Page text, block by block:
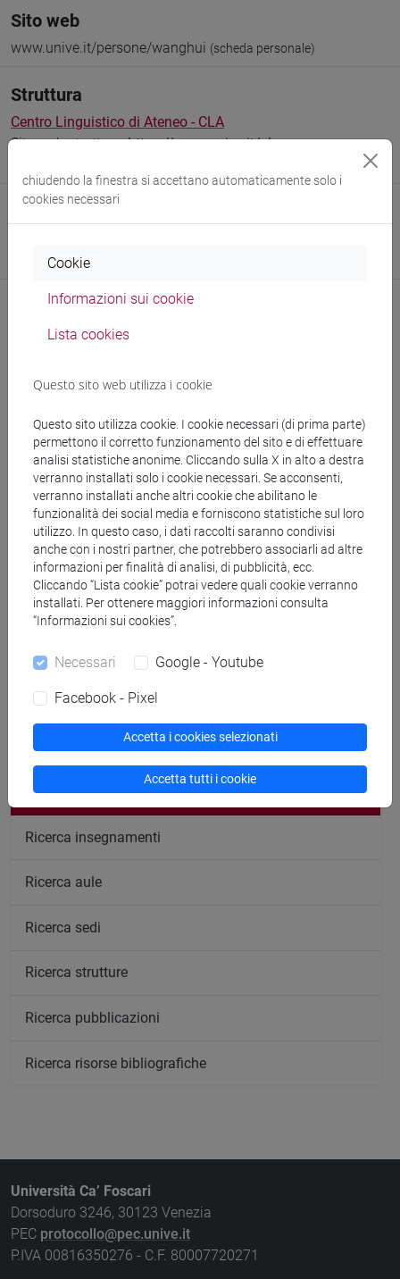
Sito web
www.unive.it/persone/wanghui (scheda personale)
Struttura
Centro Linguistico di Ateneo - CLA
Sito web struttura:https://www.unive.it/cla
Sito web struttura:
Didattica
Ricevimento
1° semestre e 2° semestre a.a. 2025/2026
Il ricevimento si terrà il lunedì , ore 12:45(previo
appuntamento email).
segui il feed
Cerca nel sito
Ricerca persone
Ricerca insegnamenti
Ricerca aule
Ricerca sedi
Ricerca strutture
Ricerca pubblicazioni
Ricerca risorse bibliografiche
Università Ca’ Foscari
Dorsoduro 3246, 30123 Venezia
PEC protocollo@pec.unive.it
P.IVA 00816350276 - C.F. 80007720271
chiudendo la finestra si accettano automaticamente solo i
cookies necessari
Cookie
Informazioni sui cookie
Lista cookies
Questo sito web utilizza i cookie
Questo sito utilizza cookie. I cookie necessari (di prima parte)
permettono il corretto funzionamento del sito e di effettuare
analisi statistiche anonime. Cliccando sulla X in alto a destra
verranno installati solo i cookie necessari. Se acconsenti,
verranno installati anche altri cookie che abilitano le
funzionalità dei social media e forniscono statistiche sul loro
utilizzo. In questo caso, i dati raccolti saranno condivisi
anche con i nostri partner, che potrebbero associarli ad altre
informazioni per finalità di analisi, di pubblicità, ecc.
Cliccando “Lista cookie” potrai vedere quali cookie verranno
installati. Per ottenere maggiori informazioni consulta
“Informazioni sui cookies”.
Necessari Google - Youtube
Facebook - Pixel
Accetta i cookies selezionati
Accetta tutti i cookie